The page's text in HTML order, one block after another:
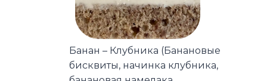
Банан – Клубника (Банановые
бисквиты, начинка клубника,